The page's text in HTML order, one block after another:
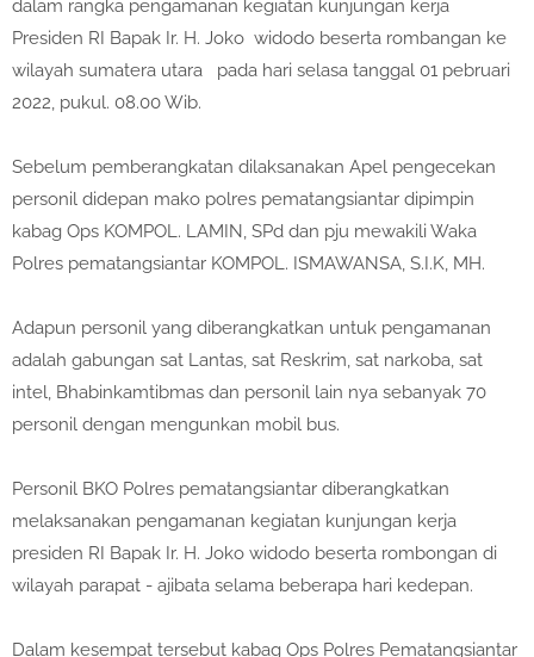
dalam rangka pengamanan kegiatan kunjungan kerja
Presiden RI Bapak Ir. H. Joko widodo beserta rombangan ke
wilayah sumatera utara pada hari selasa tanggal 01 pebruari
2022, pukul. 08.00 Wib.
Sebelum pemberangkatan dilaksanakan Apel pengecekan
personil didepan mako polres pematangsiantar dipimpin
kabag Ops KOMPOL. LAMIN, SPd dan pju mewakili Waka
Polres pematangsiantar KOMPOL. ISMAWANSA, S.I.K, MH.
Adapun personil yang diberangkatkan untuk pengamanan
adalah gabungan sat Lantas, sat Reskrim, sat narkoba, sat
intel, Bhabinkamtibmas dan personil lain nya sebanyak 70
personil dengan mengunkan mobil bus.
Personil BKO Polres pematangsiantar diberangkatkan
melaksanakan pengamanan kegiatan kunjungan kerja
presiden RI Bapak Ir. H. Joko widodo beserta rombongan di
wilayah parapat - ajibata selama beberapa hari kedepan.
Dalam kesempat tersebut kabag Ops Polres Pematangsiantar